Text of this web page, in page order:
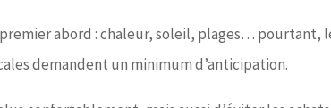
abord : chaleur, soleil, plages…
demandent un minimum d’anticipation.